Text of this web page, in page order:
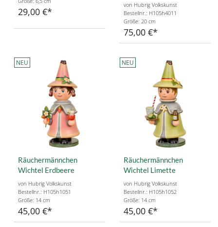
29,00 €
von Hubrig Volkskunst
Bestellnr.: H105h4011
Größe: 20 cm
75,00 €
NEU
Räuchermännchen
Wichtel Erdbeere
von Hubrig Volkskunst
Bestellnr.: H105h1051
Größe: 14 cm
45,00 €
NEU
Räuchermännchen
Wichtel Limette
von Hubrig Volkskunst
Bestellnr.: H105h1052
Größe: 14 cm
45,00 €